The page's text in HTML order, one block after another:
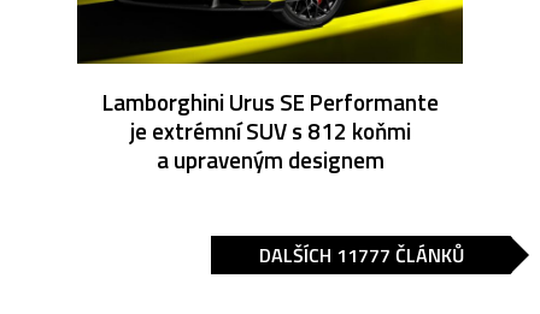
Lamborghini Urus SE Performante
je extrémní SUV s 812 koňmi
a upraveným designem
DALŠÍCH 11777 ČLÁNKŮ